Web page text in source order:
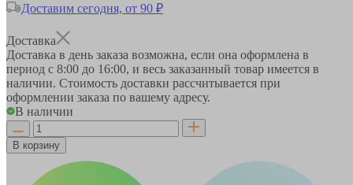
Доставим сегодня, от 90 ₽
Доставка
Доставка в день заказа возможна, если она оформлена в
период с 8:00 до 16:00, и весь заказанный товар имеется в
наличии. Стоимость доставки рассчитывается при
оформлении заказа по вашему адресу.
В наличии
В корзину